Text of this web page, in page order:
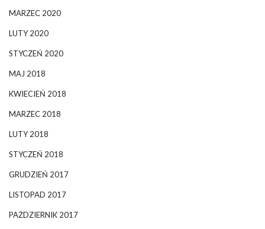
MARZEC 2020
LUTY 2020
STYCZEŃ 2020
MAJ 2018
KWIECIEŃ 2018
MARZEC 2018
LUTY 2018
STYCZEŃ 2018
GRUDZIEŃ 2017
LISTOPAD 2017
PAŹDZIERNIK 2017